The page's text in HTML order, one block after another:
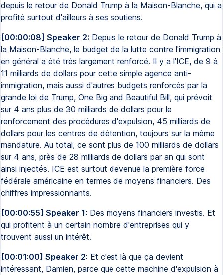
depuis le retour de Donald Trump à la Maison-Blanche, qui a
profité surtout d'ailleurs à ses soutiens.
[00:00:08] Speaker 2: Depuis le retour de Donald Trump à
la Maison-Blanche, le budget de la lutte contre l'immigration
en général a été très largement renforcé. Il y a l'ICE, de 9 à
11 milliards de dollars pour cette simple agence anti-
immigration, mais aussi d'autres budgets renforcés par la
grande loi de Trump, One Big and Beautiful Bill, qui prévoit
sur 4 ans plus de 30 milliards de dollars pour le
renforcement des procédures d'expulsion, 45 milliards de
dollars pour les centres de détention, toujours sur la même
mandature. Au total, ce sont plus de 100 milliards de dollars
sur 4 ans, près de 28 milliards de dollars par an qui sont
ainsi injectés. ICE est surtout devenue la première force
fédérale américaine en termes de moyens financiers. Des
chiffres impressionnants.
[00:00:55] Speaker 1: Des moyens financiers investis. Et
qui profitent à un certain nombre d'entreprises qui y
trouvent aussi un intérêt.
[00:01:00] Speaker 2: Et c'est là que ça devient
intéressant, Damien, parce que cette machine d'expulsion à